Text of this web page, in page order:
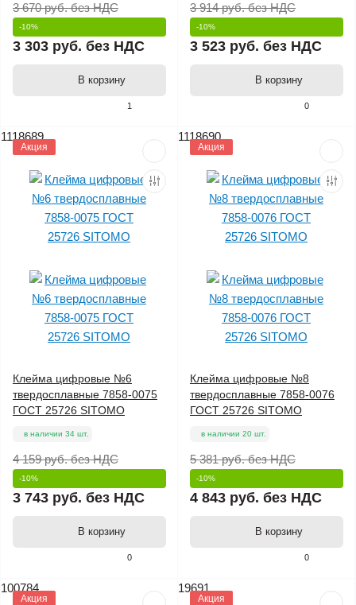
1
3 670 руб.без НДС
-10%
3 303 руб. без НДС
В корзину
0
3 914 руб.без НДС
-10%
3 523 руб. без НДС
В корзину
1118689
Акция
0
Клейма цифровые №6
твердосплавные 7858-0075
ГОСТ 25726 SITOMO
в наличии 34 шт.
4 159 руб.без НДС
-10%
3 743 руб. без НДС
В корзину
1118690
Акция
0
Клейма цифровые №8
твердосплавные 7858-0076
ГОСТ 25726 SITOMO
в наличии 20 шт.
5 381 руб.без НДС
-10%
4 843 руб. без НДС
В корзину
100784
Акция
19691
Акция